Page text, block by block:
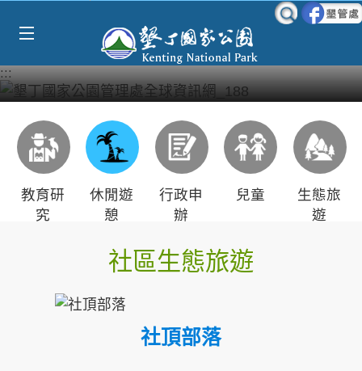
:::
教育研
究
休閒遊
憩
行政申
辦
兒童
生態旅
遊
社區生態旅遊
社頂部落